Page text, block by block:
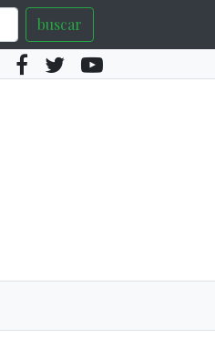
buscar